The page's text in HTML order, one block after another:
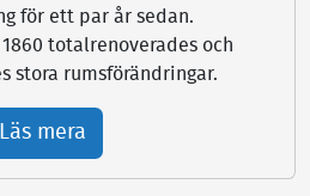
för ett par år sedan.
totalrenoverades och
stora rumsförändringar.
Läs mera